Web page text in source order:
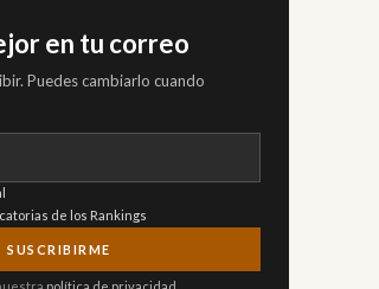
en tu correo
Puedes cambiarlo cuando
de los Rankings
SUSCRIBIRME
política de privacidad